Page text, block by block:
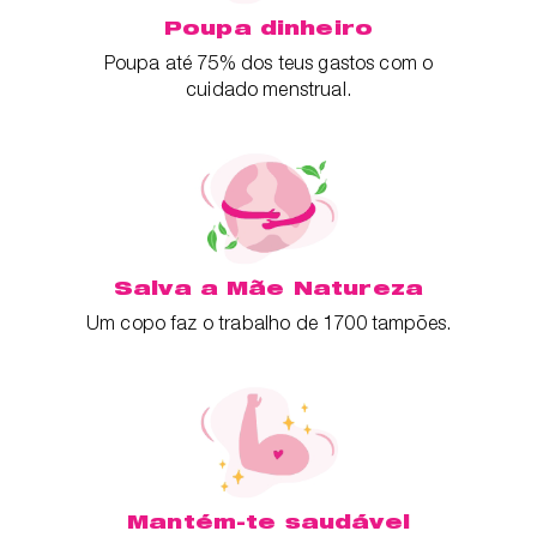
Poupa dinheiro
Poupa até 75% dos teus gastos com o
cuidado menstrual.
Salva a Mãe Natureza
Um copo faz o trabalho de 1700 tampões.
Mantém-te saudável